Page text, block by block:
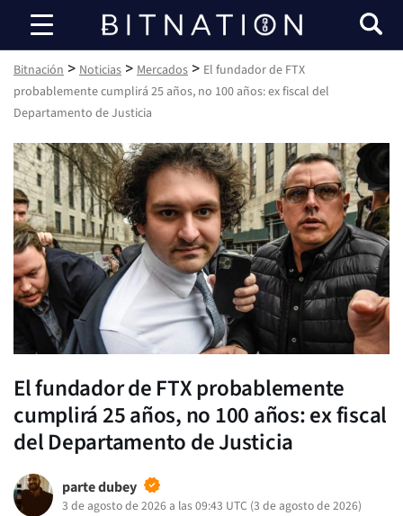
Bitnación
Bitnación > Noticias > Mercados > El fundador de FTX
probablemente cumplirá 25 años, no 100 años: ex fiscal del
Departamento de Justicia
El fundador de FTX probablemente
cumplirá 25 años, no 100 años: ex fiscal
del Departamento de Justicia
parte dubey
3 de agosto de 2026 a las 09:43 UTC (3 de agosto de 2026)